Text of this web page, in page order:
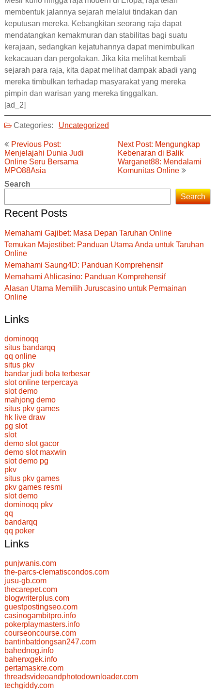
membentuk jalannya sejarah melalui tindakan dan
keputusan mereka. Kebangkitan seorang raja dapat
mendatangkan kemakmuran dan stabilitas bagi suatu
kerajaan, sedangkan kejatuhannya dapat menimbulkan
kekacauan dan pergolakan. Jika kita melihat kembali
sejarah para raja, kita dapat melihat dampak abadi yang
mereka timbulkan terhadap masyarakat yang mereka
pimpin dan warisan yang mereka tinggalkan.
[ad_2]
Categories: Uncategorized
Post
navigation
Previous Post:
Menjelajahi Dunia Judi
Online Seru Bersama
MPO88Asia
Next Post: Mengungkap
Kebenaran di Balik
Warganet88: Mendalami
Komunitas Online
Search
Search
Recent Posts
Memahami Gajibet: Masa Depan Taruhan Online
Temukan Majestibet: Panduan Utama Anda untuk Taruhan
Online
Memahami Saung4D: Panduan Komprehensif
Memahami Ahlicasino: Panduan Komprehensif
Alasan Utama Memilih Juruscasino untuk Permainan
Online
Links
dominoqq
situs bandarqq
qq online
situs pkv
bandar judi bola terbesar
slot online terpercaya
slot demo
mahjong demo
situs pkv games
hk live draw
pg slot
slot
demo slot gacor
demo slot maxwin
slot demo pg
pkv
situs pkv games
pkv games resmi
slot demo
dominoqq pkv
qq
bandarqq
qq poker
Links
punjwanis.com
the-parcs-clematiscondos.com
jusu-gb.com
thecarepet.com
blogwriterplus.com
guestpostingseo.com
casinogambitpro.info
pokerplaymasters.info
courseoncourse.com
bantinbatdongsan247.com
bahednog.info
bahenxgek.info
pertamaskre.com
threadsvideoandphotodownloader.com
techgiddy.com